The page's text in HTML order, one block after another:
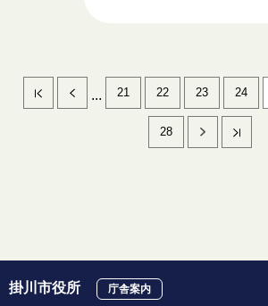
... 21 22 23 24
28
掛川市役所 庁舎案内